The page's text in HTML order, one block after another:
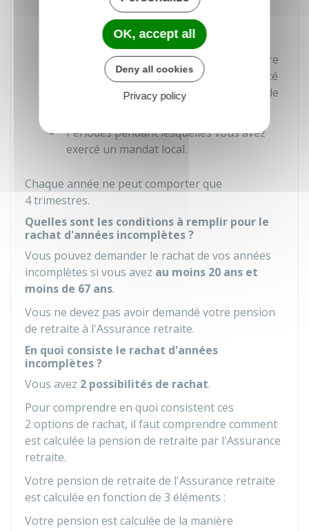
Périodes pendant lesquelles vous avez
été inscrit en tant que sportif de haut
niveau sur la liste établie par le ministère
en charge des sports et qui n'ont pas été
prises en compte par une autre caisse de
Périodes pendant lesquelles vous avez
exercé un mandat local.
Chaque année ne peut comporter que
4 trimestres.
Quelles sont les conditions à remplir pour le
rachat d'années incomplètes ?
Vous pouvez demander le rachat de vos années
incomplètes si vous avez au moins 20 ans et
moins de 67 ans.
Vous ne devez pas avoir demandé votre pension
de retraite à l'Assurance retraite.
En quoi consiste le rachat d'années
incomplètes ?
Vous avez 2 possibilités de rachat.
Pour comprendre en quoi consistent ces
2 options de rachat, il faut comprendre comment
est calculée la pension de retraite par l'Assurance
retraite.
Votre pension de retraite de l'Assurance retraite
est calculée en fonction de 3 éléments :
Votre pension est calculée de la manière
OK, accept all
Deny all cookies
Privacy policy